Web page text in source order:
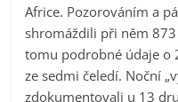
Africe. Pozorováním a
shromáždili při něm
tomu podrobné údaje o
ze sedmi čeledí. Noční
zdokumentovali u 13